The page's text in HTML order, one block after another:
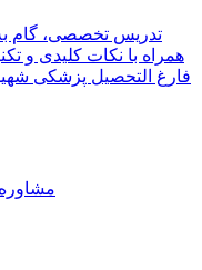
تدریس تخصصی، گام
همراه با نکات کلیدی و
فارغ التحصیل پزشکی